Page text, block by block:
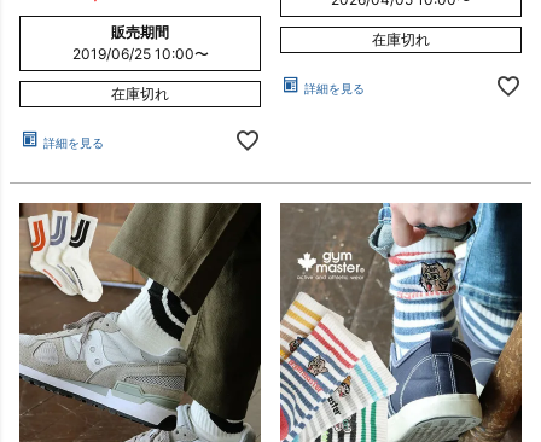
販売期間
2019/06/25 10:00〜
在庫切れ
詳細を見る
在庫切れ
詳細を見る